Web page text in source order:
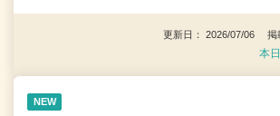
更新日： 2026/07/06 掲
本
NEW